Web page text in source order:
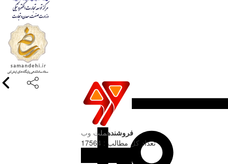
فروشندهملت وب
تعداد کل مطالب : 17564